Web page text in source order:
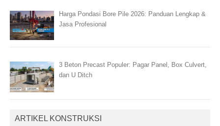
Harga Pondasi Bore Pile 2026: Panduan Lengkap &
Jasa Profesional
3 Beton Precast Populer: Pagar Panel, Box Culvert,
dan U Ditch
ARTIKEL KONSTRUKSI